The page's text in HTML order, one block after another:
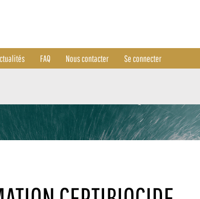
FAQ Nous contacter Se connecter